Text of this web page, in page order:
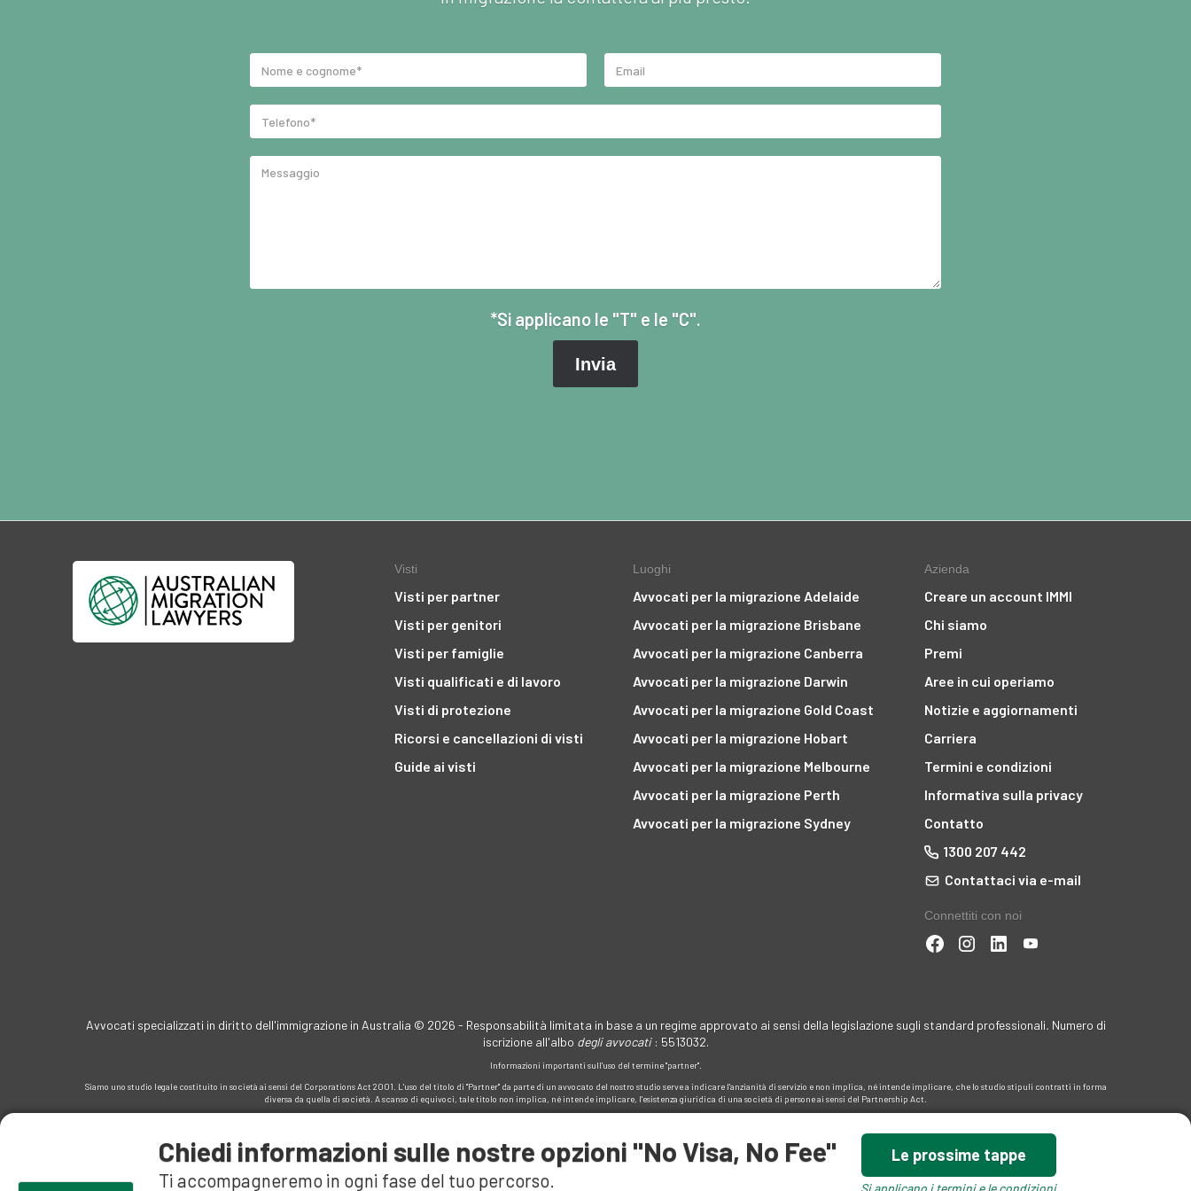
*Si applicano le "T" e le "C".
Luoghi
Avvocati per la migrazione Adelaide
Avvocati per la migrazione Brisbane
Avvocati per la migrazione Canberra
Avvocati per la migrazione Darwin
Avvocati per la migrazione Gold Coast
Avvocati per la migrazione Hobart
Avvocati per la migrazione Melbourne
Avvocati per la migrazione Perth
Avvocati per la migrazione Sydney
Visti
Visti per partner
Visti per genitori
Visti per famiglie
Visti qualificati e di lavoro
Visti di protezione
Ricorsi e cancellazioni di visti
Guide ai visti
Azienda
Creare un account IMMI
Chi siamo
Premi
Aree in cui operiamo
Notizie e aggiornamenti
Carriera
Termini e condizioni
Informativa sulla privacy
Contatto
1300 207 442
Contattaci via e-mail
Connettiti con noi
Avvocati specializzati in diritto dell'immigrazione in Australia © 2026 - Responsabilità limitata in base a un regime approvato ai sensi della legislazione sugli standard professionali. Numero di
iscrizione all'albo degli avvocati : 5513032.
Informazioni importanti sull'uso del termine "partner".
Siamo uno studio legale costituito in società ai sensi del Corporations Act 2001. L'uso del titolo di "Partner" da parte di un avvocato del nostro studio serve a indicare l'anzianità di servizio e non implica, né intende implicare, che lo studio stipuli contratti in forma
diversa da quella di società. A scanso di equivoci, tale titolo non implica, né intende implicare, l'esistenza giuridica di una società di persone ai sensi del Partnership Act.
Chiedi informazioni sulle nostre opzioni "No Visa, No Fee"
Ti accompagneremo in ogni fase del tuo percorso.
Le prossime tappe
Si applicano i termini e le condizioni